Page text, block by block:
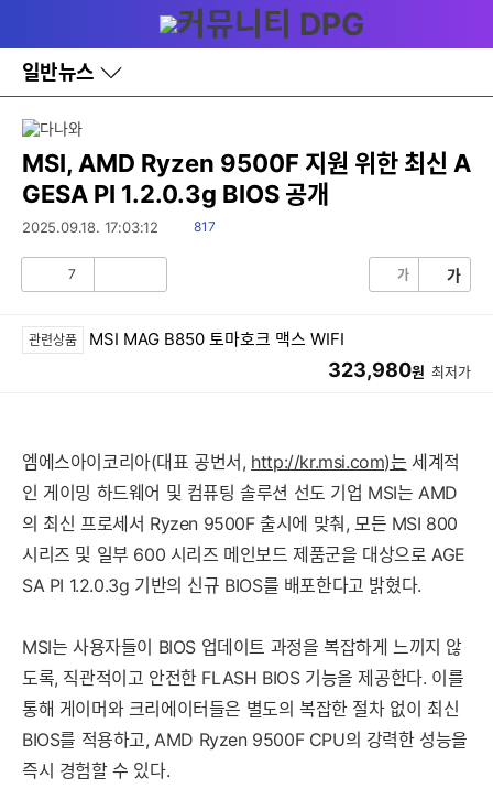
와
홈
일반뉴스
바
로
레
이
어
토
MSI, AMD Ryzen 9500F 지원 위한 최신 A
GESA PI 1.2.0.3g BIOS 공개
2025.09.18. 17:03:12
읽
817
7 가 가
관련상품 MSI MAG B850 토마호크 맥스 WIFI
323,980원 최저가
엠에스아이코리아(대표 공번서, http://kr.msi.com)는 세계적
인 게이밍 하드웨어 및 컴퓨팅 솔루션 선도 기업 MSI는 AMD
의 최신 프로세서 Ryzen 9500F 출시에 맞춰, 모든 MSI 800
시리즈 및 일부 600 시리즈 메인보드 제품군을 대상으로 AGE
SA PI 1.2.0.3g 기반의 신규 BIOS를 배포한다고 밝혔다.
MSI는 사용자들이 BIOS 업데이트 과정을 복잡하게 느끼지 않
도록, 직관적이고 안전한 FLASH BIOS 기능을 제공한다. 이를
통해 게이머와 크리에이터들은 별도의 복잡한 절차 없이 최신
BIOS를 적용하고, AMD Ryzen9500F CPU의 강력한 성능을
즉시 경험할 수 있다.